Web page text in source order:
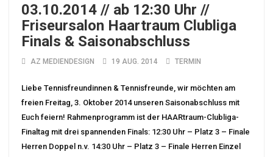
03.10.2014 // ab 12:30 Uhr //
Friseursalon Haartraum Clubliga
Finals & Saisonabschluss
AZ MEDIENDESIGN 19 AUG. 2014 TERMIN
Liebe Tennisfreundinnen & Tennisfreunde, wir möchten am
freien Freitag, 3. Oktober 2014 unseren Saisonabschluss mit
Euch feiern! Rahmenprogramm ist der HAARtraum-Clubliga-
Finaltag mit drei spannenden Finals: 12:30 Uhr – Platz 3 – Finale
Herren Doppel n.v. 14:30 Uhr – Platz 3 – Finale Herren Einzel